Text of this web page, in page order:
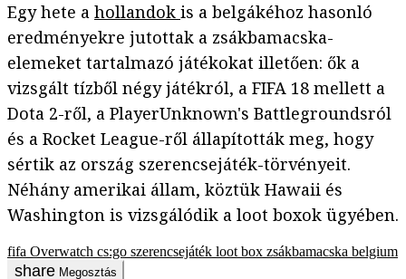
Egy hete a hollandok is a belgákéhoz hasonló
eredményekre jutottak a zsákbamacska-
elemeket tartalmazó játékokat illetően: ők a
vizsgált tízből négy játékról, a FIFA 18 mellett a
Dota 2-ről, a PlayerUnknown's Battlegroundsról
és a Rocket League-ről állapították meg, hogy
sértik az ország szerencsejáték-törvényeit.
Néhány amerikai állam, köztük Hawaii és
Washington is vizsgálódik a loot boxok ügyében.
fifa Overwatch cs:go szerencsejáték loot box zsákbamacska belgium
Megosztás